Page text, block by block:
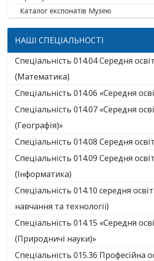
Каталог експонатів Музею
НАШІ СПЕЦІАЛЬНОСТІ
Спеціальність 014.04 Середня
(Математика)
Спеціальність 014.06 «Середня
Спеціальність 014.07 «Середня
(Географія)»
Спеціальність 014.08 Середня
Спеціальність 014.09 Середня
(Інформатика)
Спеціальність 014.10 середня
навчання та технології)
Спеціальність 014.15 «Середня
(Природничі науки)»
Спеціальність 015.36 Професійна